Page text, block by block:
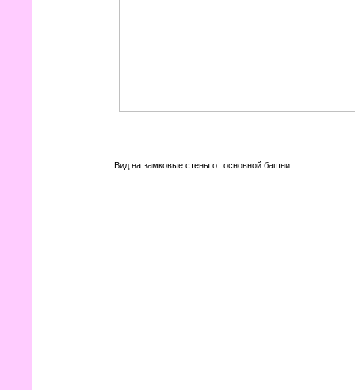
Вид на замковые стены от основной башни.